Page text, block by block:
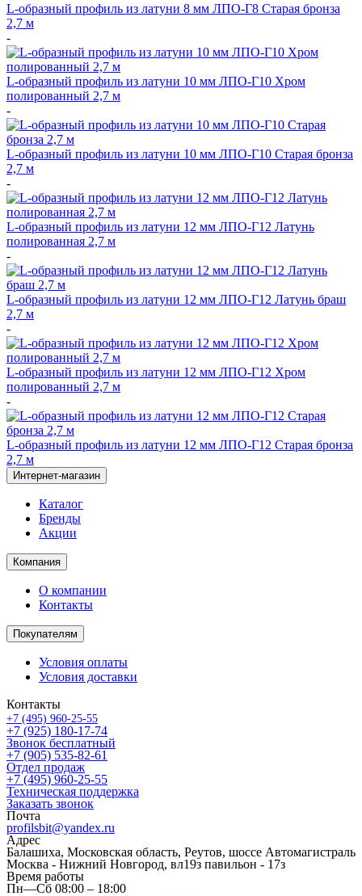
L-образный профиль из латуни 8 мм ЛПО-Г8 Старая бронза
2,7 м
-
L-образный профиль из латуни 10 мм ЛПО-Г10 Хром
полированный 2,7 м
-
L-образный профиль из латуни 10 мм ЛПО-Г10 Старая бронза
2,7 м
-
L-образный профиль из латуни 12 мм ЛПО-Г12 Латунь
полированная 2,7 м
-
L-образный профиль из латуни 12 мм ЛПО-Г12 Латунь браш
2,7 м
-
L-образный профиль из латуни 12 мм ЛПО-Г12 Хром
полированный 2,7 м
-
L-образный профиль из латуни 12 мм ЛПО-Г12 Старая бронза
2,7 м
Интернет-магазин
Каталог
Бренды
Акции
Компания
О компании
Контакты
Покупателям
Условия оплаты
Условия доставки
Контакты
+7 (495) 960-25-55
+7 (925) 180-17-74
Звонок бесплатный
+7 (905) 535-82-61
Отдел продаж
+7 (495) 960-25-55
Техническая поддержка
Заказать звонок
Почта
profilsbit@yandex.ru
Адрес
Балашиха, Московская область, Реутов, шоссе Автомагистраль
Москва - Нижний Новгород, вл19з павильон - 17з
Время работы
Пн—Сб 08:00 – 18:00